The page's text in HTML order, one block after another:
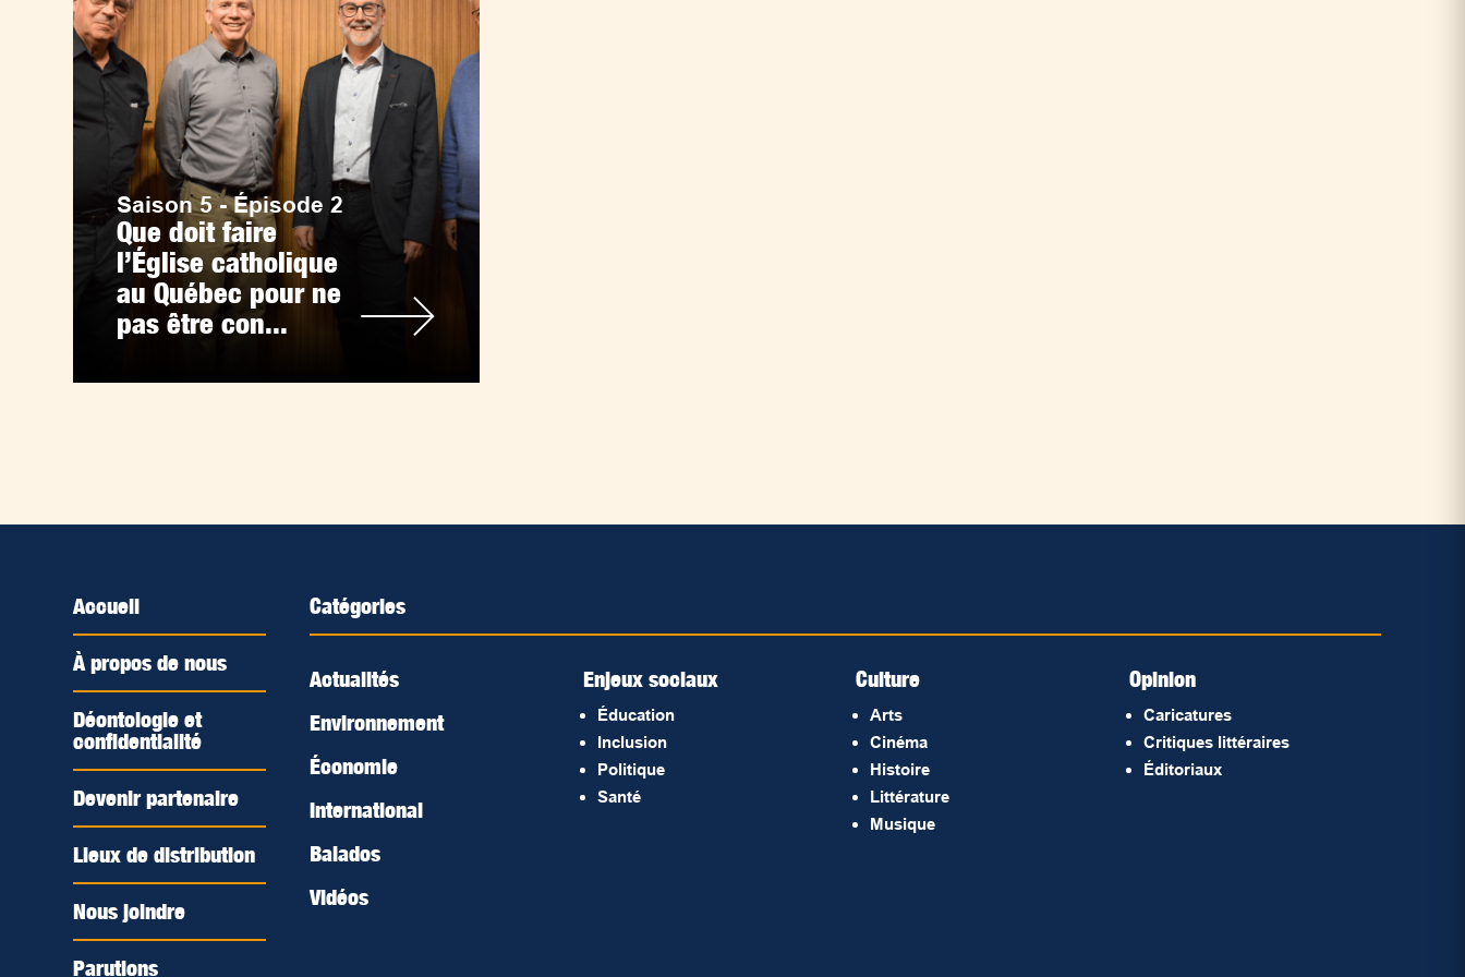
Saison 5 - Épisode 2
Que doit faire
l’Église catholique
au Québec pour ne
pas être con...
Accueil
À propos de nous
Déontologie et
confidentialité
Devenir partenaire
Lieux de distribution
Nous joindre
Parutions
Catégories
Actualités
Environnement
Économie
International
Balados
Vidéos
Enjeux sociaux
Éducation
Inclusion
Politique
Santé
Culture
Arts
Cinéma
Histoire
Littérature
Musique
Opinion
Caricatures
Critiques littéraires
Éditoriaux